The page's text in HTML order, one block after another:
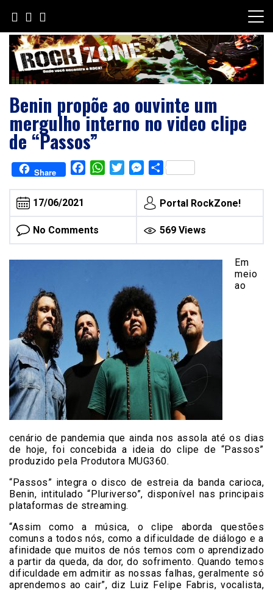
content
Benin propõe ao ouvinte um
mergulho interno no video clipe
de “Passos”
Share FacebookWhatsAppTwitterMessenger
Share
17/06/2021 Portal RockZone!
No Comments 569 Views
Em
meio
ao
cenário de pandemia que ainda nos assola até os dias
de hoje, foi concebida a ideia do clipe de “Passos”
produzido pela Produtora MUG360.
“Passos” integra o disco de estreia da banda carioca,
Benin, intitulado “Pluriverso”, disponível nas principais
plataformas de streaming.
“Assim como a música, o clipe aborda questões
comuns a todos nós, como a dificuldade de diálogo e a
afinidade que muitos de nós temos com o aprendizado
a partir da queda, da dor, do sofrimento. Quando temos
dificuldade em admitir as nossas falhas, geralmente só
aprendemos ao cair”, diz Luiz Felipe Fabris, vocalista,